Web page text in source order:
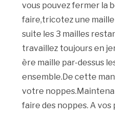
vous pouvez fermer la
faire,tricotez une
suite les 3 mailles
travaillez toujours en
ère maille par-dessus
ensemble.De cette
votre
faire des noppes. A vos